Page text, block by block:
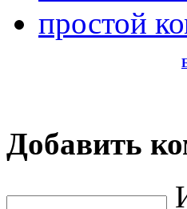
простой
Добавить